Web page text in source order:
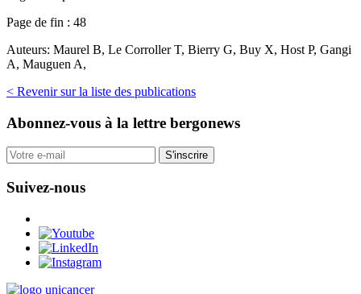
Page de fin : 48
Auteurs: Maurel B, Le Corroller T, Bierry G, Buy X, Host P, Gangi
A, Mauguen A,
< Revenir sur la liste des publications
Abonnez-vous à la lettre bergonews
S'inscrire
Suivez-nous